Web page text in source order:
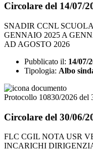
Circolare del 14/07/
SNADIR CCNL
GENNAIO 2025 A
AD AGOSTO 2026
Pubblicato il: 14/07/
Tipologia: Albo
Protocollo 10830/2026 del
Circolare del 30/06/
FLC CGIL NOTA USR
INCARICHI